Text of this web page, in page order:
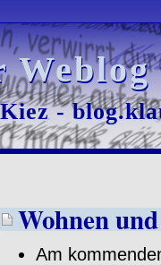
-
-
Wohnen
Am